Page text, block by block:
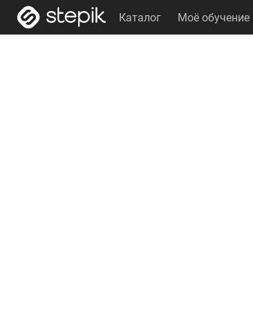
Каталог Моё обучение